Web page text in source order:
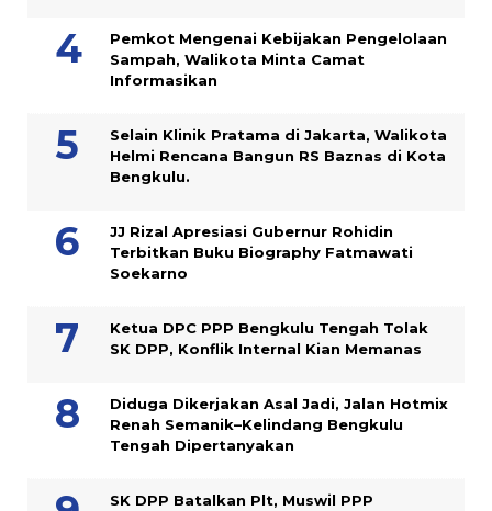
Pemkot Mengenai Kebijakan Pengelolaan
Sampah, Walikota Minta Camat
Informasikan
Selain Klinik Pratama di Jakarta, Walikota
Helmi Rencana Bangun RS Baznas di Kota
Bengkulu.
JJ Rizal Apresiasi Gubernur Rohidin
Terbitkan Buku Biography Fatmawati
Soekarno
Ketua DPC PPP Bengkulu Tengah Tolak
SK DPP, Konflik Internal Kian Memanas
Diduga Dikerjakan Asal Jadi, Jalan Hotmix
Renah Semanik–Kelindang Bengkulu
Tengah Dipertanyakan
SK DPP Batalkan Plt, Muswil PPP